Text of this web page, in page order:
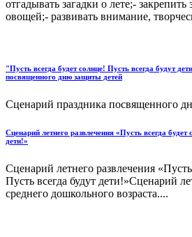
отгадывать загадки о лете;-
овощей;- развивать внимание,
"Пусть всегда будет солнце! Пусть всегда будут
посвященного дню защиты детей
Сценарий праздника посвященного
Сценарий летнего развлечения «Пусть всегда будет
дети!»
Сценарий летнего развлечения
Пусть всегда будут дети!»Сценарий
среднего дошкольного возраста....